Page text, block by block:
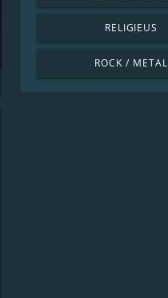
RELIGIEUS
ROCK / METAL